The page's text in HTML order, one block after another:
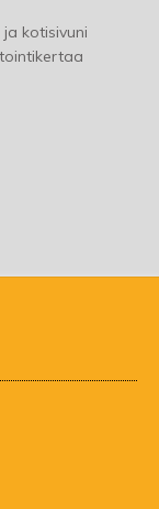
kotisivuni